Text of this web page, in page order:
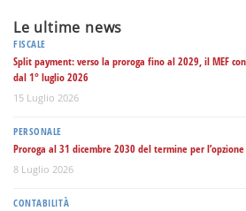
Le ultime news
FISCALE
Split payment: verso la proroga fino al 2029, il MEF
dal 1° luglio 2026
15 Luglio 2026
PERSONALE
Proroga al 31 dicembre 2030 del termine per l’opzione
8 Luglio 2026
CONTABILITÀ